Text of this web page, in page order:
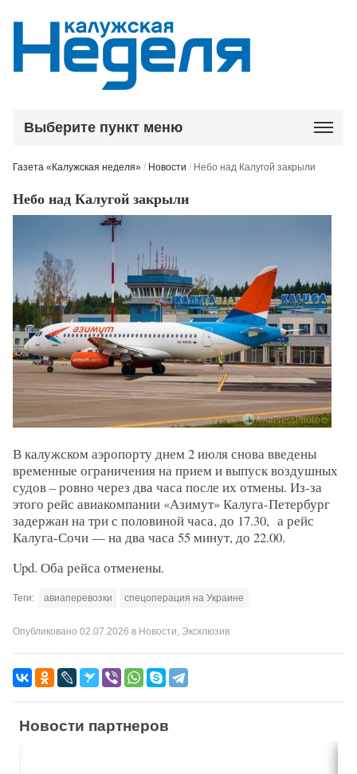
Выберите пункт меню
Газета «Калужская неделя» / Новости / Небо над Калугой закрыли
Небо над Калугой закрыли
В калужском аэропорту днем 2 июля снова введены
временные ограничения на прием и выпуск воздушных
судов – ровно через два часа после их отмены. Из-за
этого рейс авиакомпании «Азимут» Калуга-Петербург
задержан на три с половиной часа, до 17.30, а рейс
Калуга-Сочи — на два часа 55 минут, до 22.00.
Upd. Оба рейса отменены.
Теги: авиаперевозки спецоперация на Украине
Опубликовано 02.07.2026 в Новости, Эксклюзив
Новости партнеров